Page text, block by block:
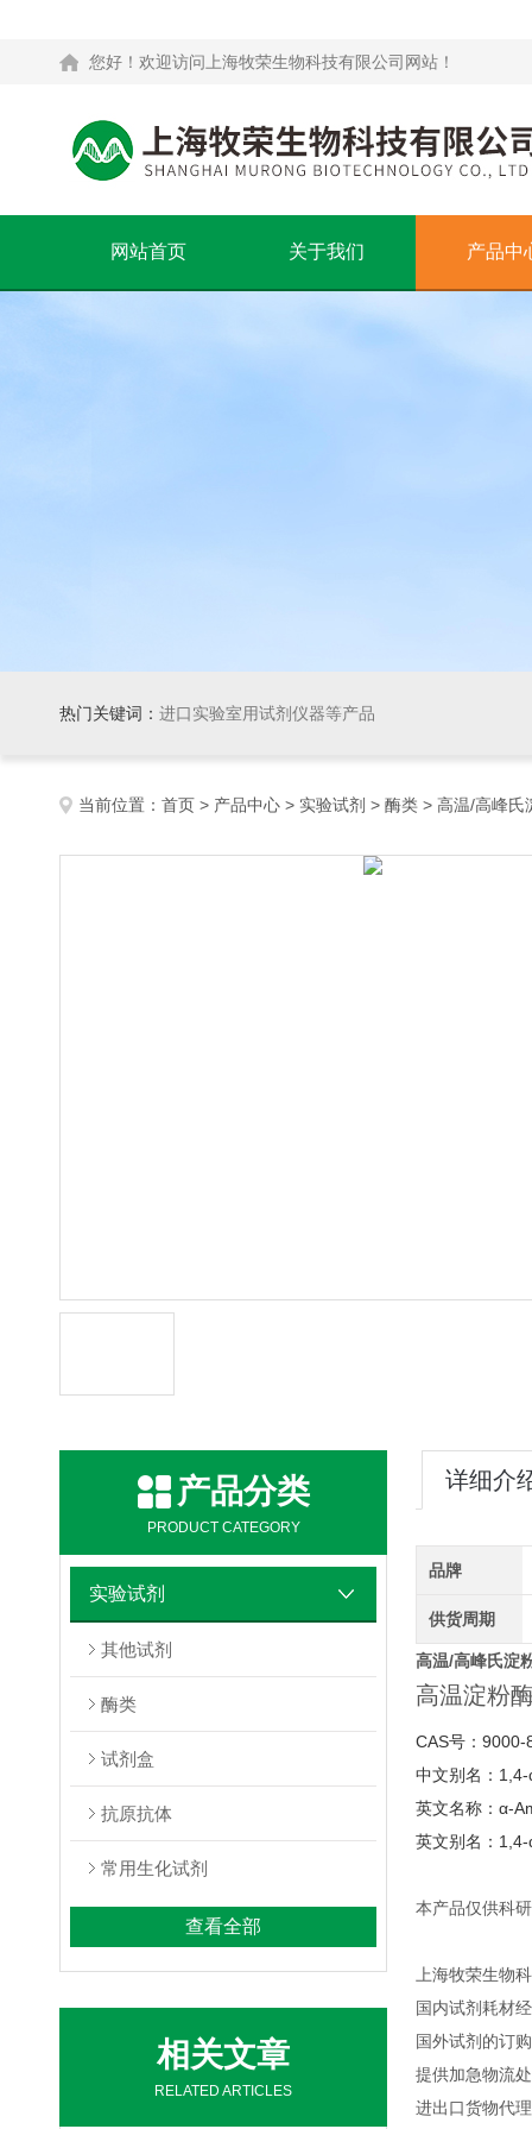
您好！欢迎访问上海牧荣生物科技有限公司网站！
网站首页 关于我们 产品中
热门关键词： 进口实验室用试剂仪器等产品
当前位置： 首页 > 产品中心 > 实验试剂 > 酶类 > 高温/高峰氏
产品分类
PRODUCT CATEGORY
实验试剂
其他试剂
酶类
试剂盒
抗原抗体
常用生化试剂
查看全部
相关文章
RELATED ARTICLES
详细介
品牌
供货周期
高温/高峰氏淀
高温淀粉
CAS号：9000-
中文别名：
英文名称：α-
英文别名：
本产品仅供科
上海牧荣生物
国内试剂耗材
国外试剂的订
提供加急物流
进出口货物代